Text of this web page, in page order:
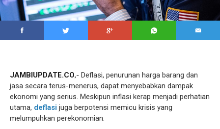
JAMBIUPDATE.CO,- Deflasi, penurunan harga barang dan
jasa secara terus-menerus, dapat menyebabkan dampak
ekonomi yang serius. Meskipun inflasi kerap menjadi perhatian
utama, deflasi juga berpotensi memicu krisis yang
melumpuhkan perekonomian.